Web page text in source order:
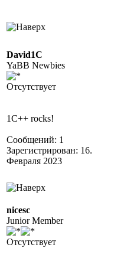
David1C
YaBB Newbies
Отсутствует
1C++ rocks!
Сообщений: 1
Зарегистрирован: 16.
Февраля 2023
nicesc
Junior Member
Отсутствует